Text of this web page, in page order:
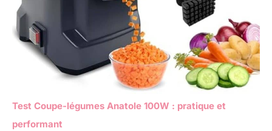
Test Coupe-légumes Anatole 100W : pratique et
performant